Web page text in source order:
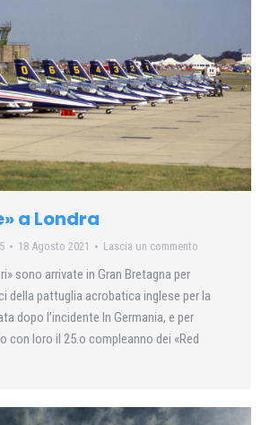
a Londra
18 Agosto 2021 Lascia un commento
sono arrivate in Gran Bretagna per
della pattuglia acrobatica inglese per la
dopo l’incidente In Germania, e per
con loro il 25.o compleanno dei «Red